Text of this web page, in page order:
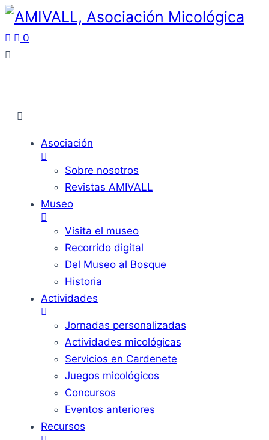
0
Asociación
Sobre nosotros
Revistas AMIVALL
Museo
Visita el museo
Recorrido digital
Del Museo al Bosque
Historia
Actividades
Jornadas personalizadas
Actividades micológicas
Servicios en Cardenete
Juegos micológicos
Concursos
Eventos anteriores
Recursos